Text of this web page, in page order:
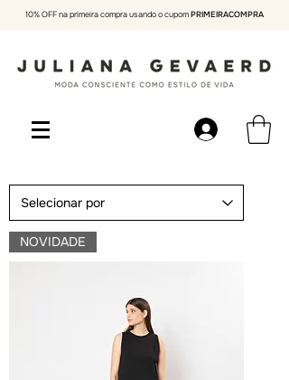
10% OFF na primeira compra usando o cupomPRIMEIRACOMPRA
NOVIDADE